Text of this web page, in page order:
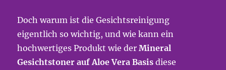
Doch warum ist die Gesichtsreinigung
eigentlich so wichtig, und wie kann ein
hochwertiges Produkt wie derMineral
Gesichtstoner auf Aloe Vera Basis diese